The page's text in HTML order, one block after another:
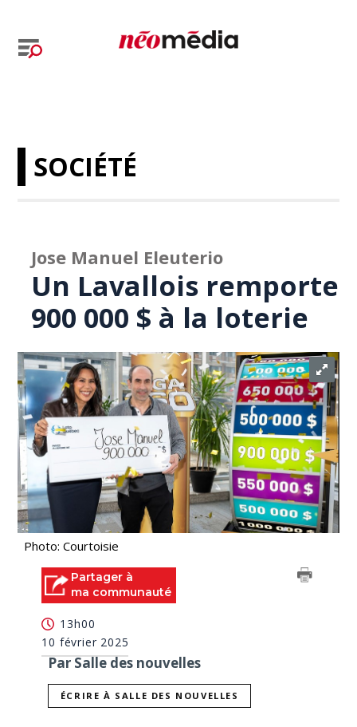
SOCIÉTÉ
Jose Manuel Eleuterio
Un Lavallois remporte
900 000 $ à la loterie
Photo: Courtoisie
Partager à
ma communauté
13h00
10 février 2025
Par Salle des nouvelles
ÉCRIRE À SALLE DES NOUVELLES